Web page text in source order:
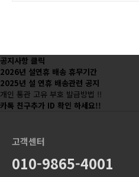
공지사항 클릭
2026년 설연휴 배송 휴무기간
2025년 설 연휴 배송관련 공지
개인 통관 고유 부호 발급방법 !!
카톡 친구추가 ID 확인 하세요!!
고객센터
010-9865-4001